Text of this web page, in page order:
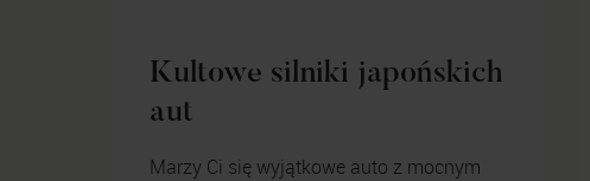
Kultowe silniki japońskich
aut
Marzy Ci się wyjątkowe auto z mocnym